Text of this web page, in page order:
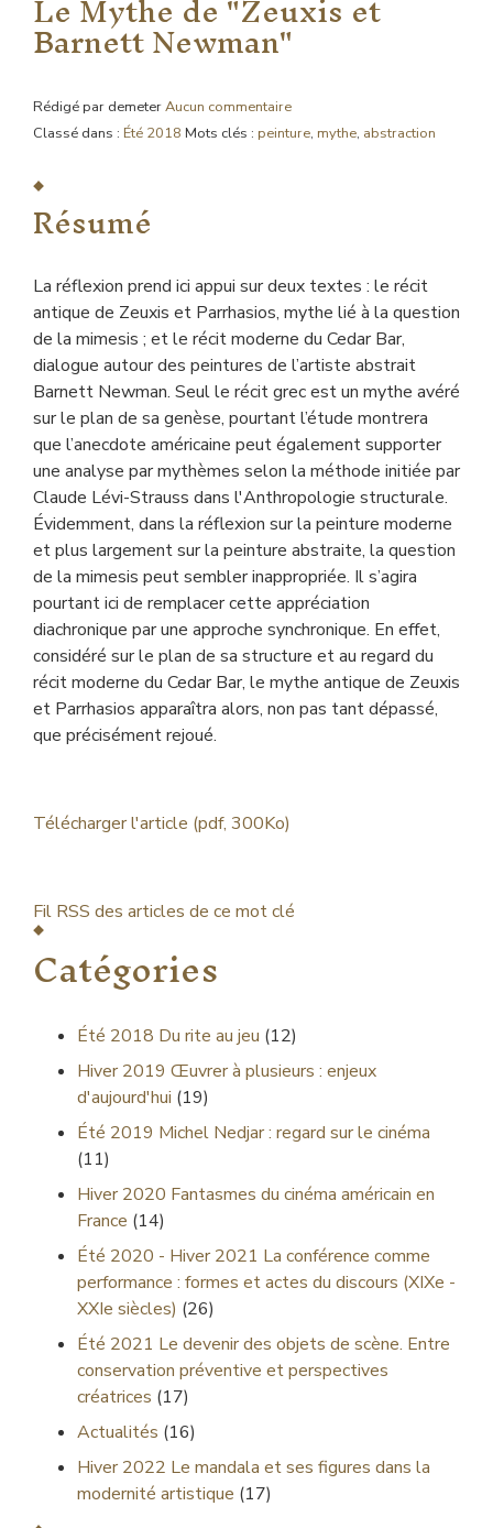
Barnett Newman"
Rédigé par demeterAucun commentaire
Classé dans : Été 2018 Mots clés : peinture, mythe, abstraction
Résumé
La réflexion prend ici appui sur deux textes : le récit
antique de Zeuxis et Parrhasios, mythe lié à la question
de la mimesis ; et le récit moderne du Cedar Bar,
dialogue autour des peintures de l’artiste abstrait
Barnett Newman. Seul le récit grec est un mythe avéré
sur le plan de sa genèse, pourtant l’étude montrera
que l’anecdote américaine peut également supporter
une analyse par mythèmes selon la méthode initiée par
Claude Lévi-Strauss dans l'Anthropologie structurale.
Évidemment, dans la réflexion sur la peinture moderne
et plus largement sur la peinture abstraite, la question
de la mimesis peut sembler inappropriée. Il s’agira
pourtant ici de remplacer cette appréciation
diachronique par une approche synchronique. En effet,
considéré sur le plan de sa structure et au regard du
récit moderne du Cedar Bar, le mythe antique de Zeuxis
et Parrhasios apparaîtra alors, non pas tant dépassé,
que précisément rejoué.
Télécharger l'article (pdf, 300Ko)
Fil RSS des articles de ce mot clé
Catégories
Été 2018 Du rite au jeu (12)
Hiver 2019 Œuvrer à plusieurs : enjeux
d'aujourd'hui (19)
Été 2019 Michel Nedjar : regard sur le cinéma
(11)
Hiver 2020 Fantasmes du cinéma américain en
France (14)
Été 2020 - Hiver 2021 La conférence comme
performance : formes et actes du discours (XIXe -
XXIe siècles) (26)
Été 2021 Le devenir des objets de scène. Entre
conservation préventive et perspectives
créatrices (17)
Actualités (16)
Hiver 2022 Le mandala et ses figures dans la
modernité artistique (17)